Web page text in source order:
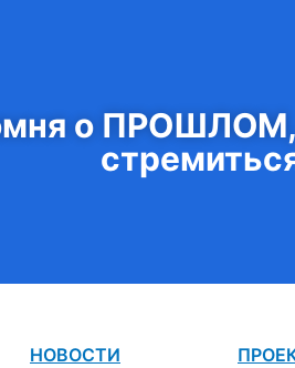
о ПРОШЛОМ,
НОВОСТИ